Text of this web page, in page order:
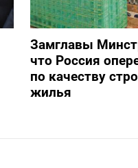
Замглавы
что Россия
по качеству
жилья